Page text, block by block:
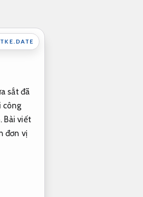
sắt đã
công
Bài viết
đơn vị